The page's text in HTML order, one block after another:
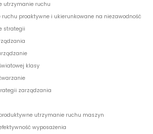
utrzymanie ruchu
ruchu proaktywne i ukierunkowane na niezawodność
strategii
klasy
zarządzania
utrzymanie ruchu maszyn
wyposażenia